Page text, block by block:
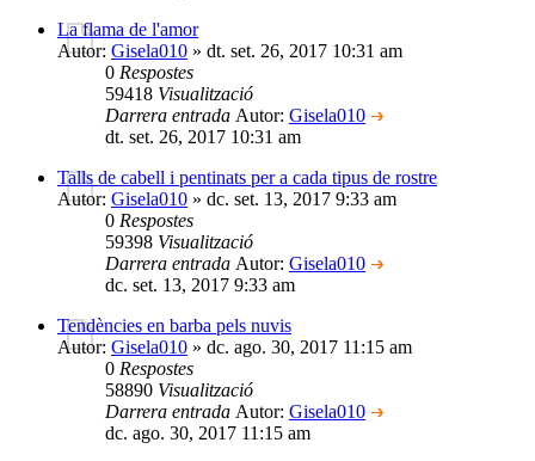
La flama de l'amor
Autor: Gisela010 » dt. set. 26, 2017 10:31 am
0 Respostes
59418 Visualització
Darrera entrada Autor: Gisela010
dt. set. 26, 2017 10:31 am
Talls de cabell i pentinats per a cada tipus de rostre
Autor: Gisela010 » dc. set. 13, 2017 9:33 am
0 Respostes
59398 Visualització
Darrera entrada Autor: Gisela010
dc. set. 13, 2017 9:33 am
Tendències en barba pels nuvis
Autor: Gisela010 » dc. ago. 30, 2017 11:15 am
0 Respostes
58890 Visualització
Darrera entrada Autor: Gisela010
dc. ago. 30, 2017 11:15 am